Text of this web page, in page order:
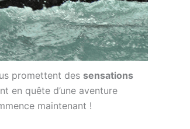
promettent des sensations
en quête d’une aventure
maintenant !